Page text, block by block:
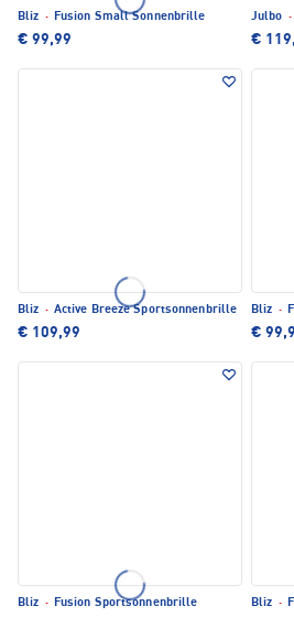
Bliz · Fusion Small Sonnenbrille
€ 99,99
Julbo ·
€
Bliz · Active Breeze Sportsonnenbrille
€ 109,99
Bliz ·
€
Bliz · Fusion Sportsonnenbrille Bliz ·